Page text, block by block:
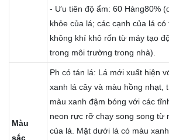
- Ưu tiên độ ẩm: 60 Hàng80%
khỏe của lá; các cạnh của lá
không khí khô rốn từ máy tạo
trong môi trường trong nhà).
Màu
sắc
Ph có tán lá: Lá mới xuất hiện
xanh lá cây và màu hồng nhạt,
màu xanh đậm bóng với các
neon rực rỡ chạy song song từ
của lá. Mặt dưới lá có màu